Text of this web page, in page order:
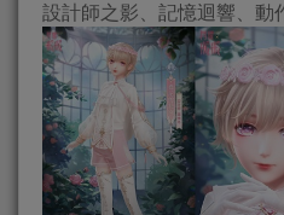
設計師之影、記憶迴響、動